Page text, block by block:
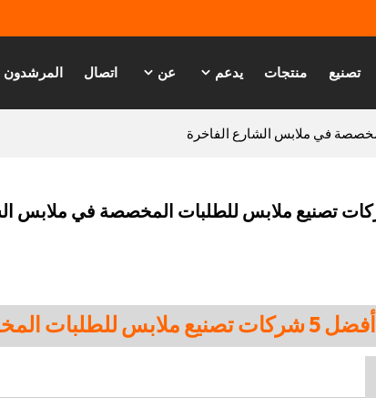
تصنيع منتجات يدعم عن اتصال المرشدون
أفضل 5 شركات تصنيع ملابس للطلبات المخصصة في ملابس الشارع الفاخرة